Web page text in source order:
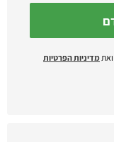
ואתמדיניות הפרטיות